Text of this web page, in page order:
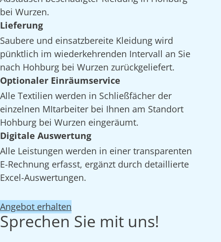
bei Wurzen.
Lieferung
Saubere und einsatzbereite Kleidung wird
pünktlich im wiederkehrenden Intervall an Sie
nach Hohburg bei Wurzen zurückgeliefert.
Optionaler Einräumservice
Alle Textilien werden in Schließfächer der
einzelnen MItarbeiter bei Ihnen am Standort
Hohburg bei Wurzen eingeräumt.
Digitale Auswertung
Alle Leistungen werden in einer transparenten
E-Rechnung erfasst, ergänzt durch detaillierte
Excel-Auswertungen.
Angebot erhalten
Sprechen Sie mit uns!